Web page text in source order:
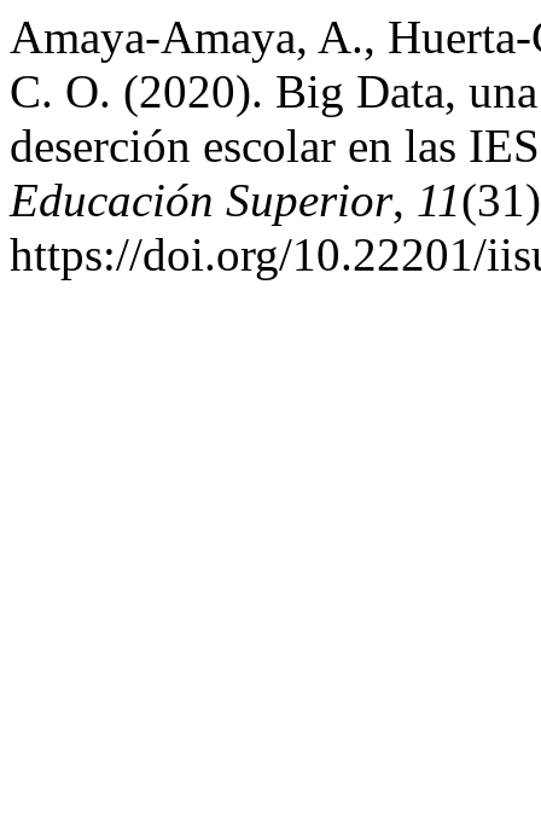
Amaya-Amaya, A.,
C. O. (2020). Big Data,
deserción escolar en las
Educación Superior, 11
https://doi.org/10.22201/